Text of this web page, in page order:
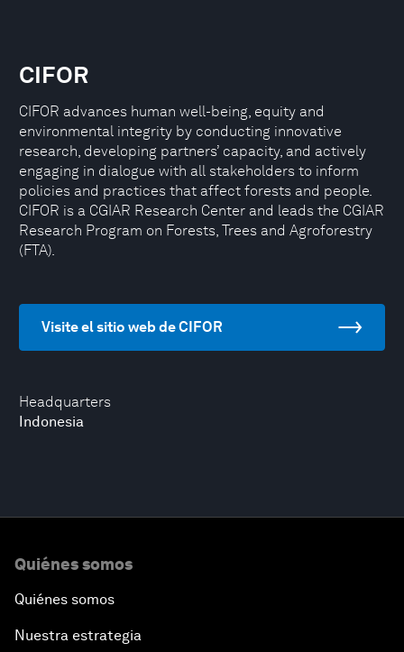
Headquarters
Indonesia
CIFOR
CIFOR advances human well-being, equity and
environmental integrity by conducting innovative
research, developing partners’ capacity, and actively
engaging in dialogue with all stakeholders to inform
policies and practices that affect forests and people.
CIFOR is a CGIAR Research Center and leads the CGIAR
Research Program on Forests, Trees and Agroforestry
(FTA).
Visite el sitio web de CIFOR
Quiénes somos
Quiénes somos
Nuestra estrategia